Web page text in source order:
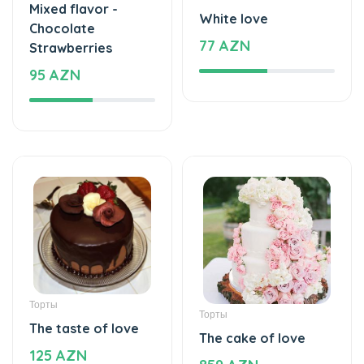
95 AZN
Торты
The taste of love
125 AZN
Торты
The cake of love
859 AZN